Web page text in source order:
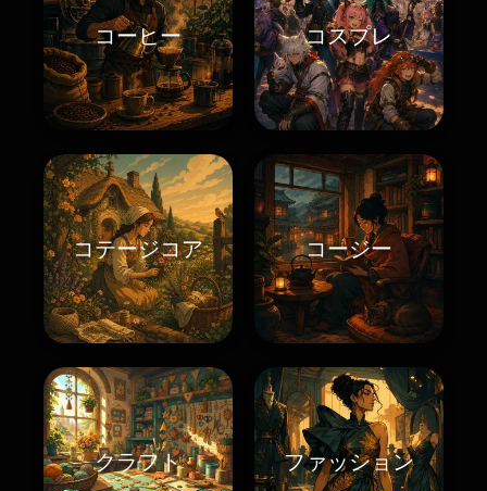
コーヒー コスプレ
コテージコア コージー
クラフト ファッション